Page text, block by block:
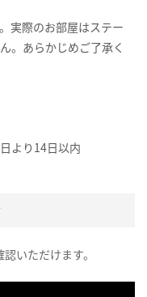
実際のお部屋はステー
。あらかじめご了承く
より14日以内
いただけます。